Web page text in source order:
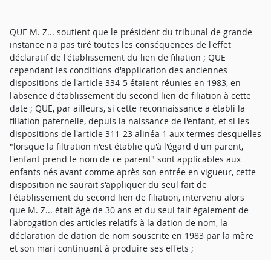
QUE M. Z... soutient que le président du tribunal de grande
instance n'a pas tiré toutes les conséquences de l'effet
déclaratif de l'établissement du lien de filiation ; QUE
cependant les conditions d'application des anciennes
dispositions de l'article 334-5 étaient réunies en 1983, en
l'absence d'établissement du second lien de filiation à cette
date ; QUE, par ailleurs, si cette reconnaissance a établi la
filiation paternelle, depuis la naissance de l'enfant, et si les
dispositions de l'article 311-23 alinéa 1 aux termes desquelles
"lorsque la filtration n'est établie qu'à l'égard d'un parent,
l'enfant prend le nom de ce parent" sont applicables aux
enfants nés avant comme après son entrée en vigueur, cette
disposition ne saurait s'appliquer du seul fait de
l'établissement du second lien de filiation, intervenu alors
que M. Z... était âgé de 30 ans et du seul fait également de
l'abrogation des articles relatifs à la dation de nom, la
déclaration de dation de nom souscrite en 1983 par la mère
et son mari continuant à produire ses effets ;